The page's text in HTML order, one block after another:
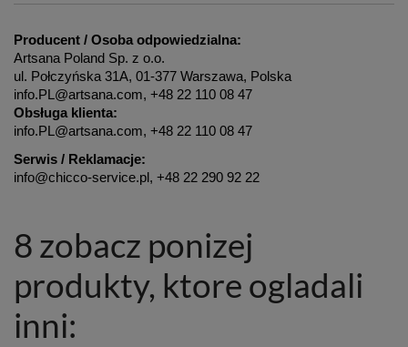
Producent / Osoba odpowiedzialna:
Artsana Poland Sp. z o.o.
ul. Połczyńska 31A, 01-377 Warszawa, Polska
info.PL@artsana.com, +48 22 110 08 47
Obsługa klienta:
info.PL@artsana.com, +48 22 110 08 47
Serwis / Reklamacje:
info@chicco-service.pl, +48 22 290 92 22
8 zobacz ponizej
produkty, ktore ogladali
inni: